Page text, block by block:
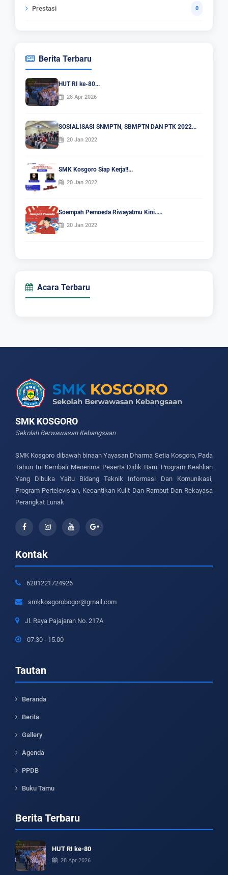
Prestasi 0
Berita Terbaru
HUT RI ke-80...
28 Apr 2026
SOSIALISASI SNMPTN, SBMPTN DAN PTK 2022...
20 Jan 2022
SMK Kosgoro Siap Kerja!!...
20 Jan 2022
Soempah Pemoeda Riwayatmu Kini.....
20 Jan 2022
Acara Terbaru
SMK KOSGORO
Sekolah Berwawasan Kebangsaan
SMK Kosgoro dibawah binaan Yayasan Dharma Setia Kosgoro, Pada
Tahun Ini Kembali Menerima Peserta Didik Baru. Program Keahlian
Yang Dibuka Yaitu Bidang Teknik Informasi Dan Komunikasi,
Program Pertelevisian, Kecantikan Kulit Dan Rambut Dan Rekayasa
Perangkat Lunak
Kontak
6281221724926
smkkosgorobogor@gmail.com
Jl. Raya Pajajaran No. 217A
07.30 - 15.00
Tautan
Beranda
Berita
Gallery
Agenda
PPDB
Buku Tamu
Berita Terbaru
HUT RI ke-80
28 Apr 2026